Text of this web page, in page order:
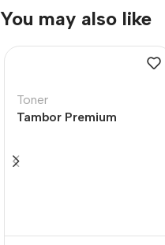
You may also like
Toner
Tambor Premium